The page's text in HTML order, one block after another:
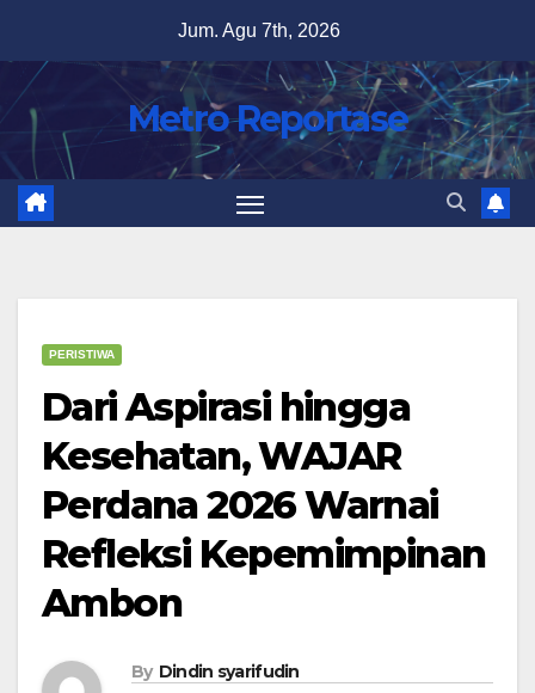
content
Jum. Agu 7th, 2026
Metro Reportase
PERISTIWA
Dari Aspirasi hingga
Kesehatan, WAJAR
Perdana 2026 Warnai
Refleksi Kepemimpinan
Ambon
By Dindin syarifudin